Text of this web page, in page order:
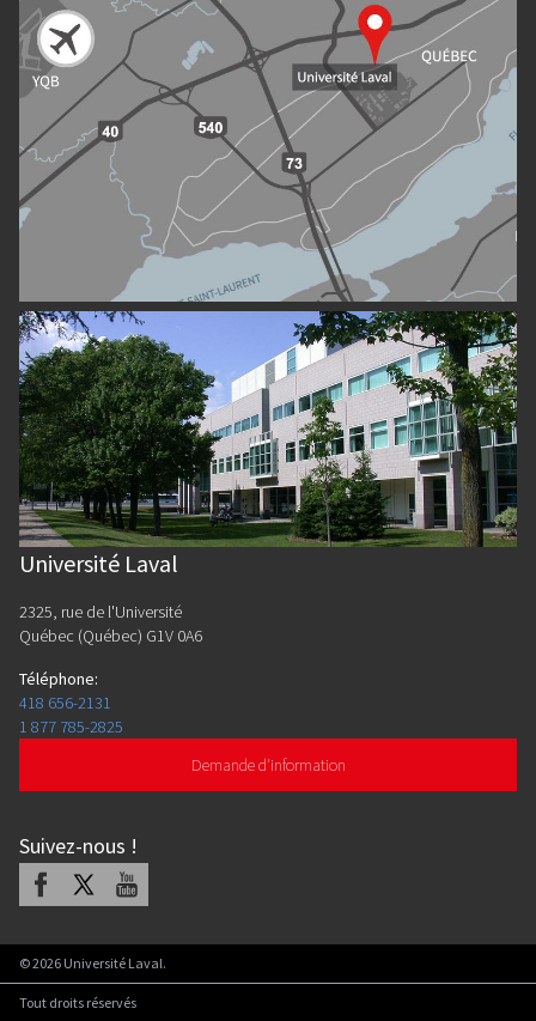
Université Laval
2325, rue de l'Université
Québec (Québec) G1V 0A6
Téléphone:
418 656-2131
1 877 785-2825
Demande d'information
Suivez-nous !
Facebook Youtube
©2026 Université Laval.
Tout droits réservés